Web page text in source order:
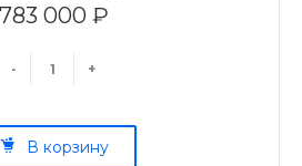
783 000 ₽
- +
В корзину